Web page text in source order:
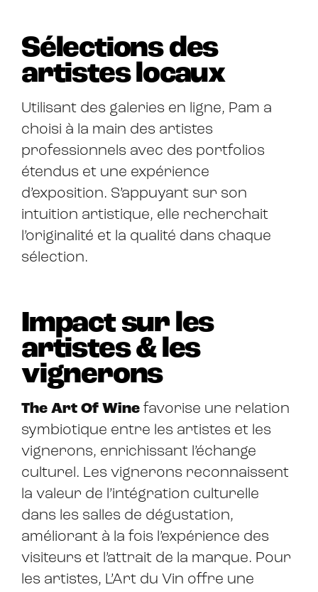
Sélections des
artistes locaux
Utilisant des galeries en ligne, Pam a
choisi à la main des artistes
professionnels avec des portfolios
étendus et une expérience
d’exposition. S’appuyant sur son
intuition artistique, elle recherchait
l’originalité et la qualité dans chaque
sélection.
The Art Of Wine favorise une relation
symbiotique entre les artistes et les
vignerons, enrichissant l’échange
culturel. Les vignerons reconnaissent
la valeur de l’intégration culturelle
dans les salles de dégustation,
améliorant à la fois l’expérience des
visiteurs et l’attrait de la marque. Pour
les artistes, L’Art du Vin offre une
Impact sur les
artistes & les
vignerons